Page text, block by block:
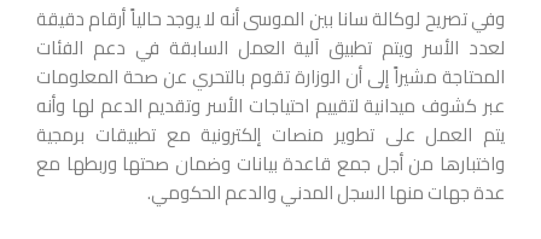
وفي تصريح لوكالة سانا بين الموسى أنه لا يوجد حالياً أرقام دقيقة
لعدد الأسر ويتم ‏تطبيق آلية العمل السابقة في دعم الفئات
المحتاجة مشيراً إلى أن الوزارة ‏تقوم بالتحري عن صحة المعلومات
عبر كشوف ميدانية لتقييم احتياجات ‏الأسر وتقديم الدعم لها وأنه
يتم العمل على تطوير منصات إلكترونية مع ‏تطبيقات برمجية
واختبارها من أجل جمع قاعدة بيانات وضمان صحتها ‏وربطها مع
عدة جهات منها السجل المدني والدعم الحكومي.‏